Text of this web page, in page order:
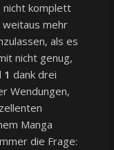
nicht komplett
weitaus mehr
als es
nicht genug,
1 dank drei
Wendungen,
Manga
die Frage: